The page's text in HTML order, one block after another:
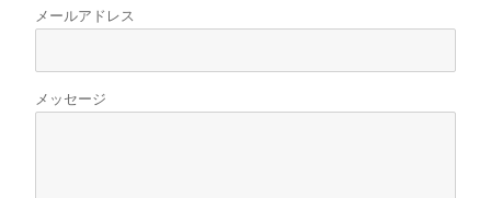
メールアドレス
メッセージ